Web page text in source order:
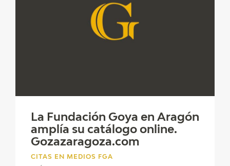
La Fundación Goya en Aragón
amplía su catálogo online.
Gozazaragoza.com
CITAS EN MEDIOS FGA